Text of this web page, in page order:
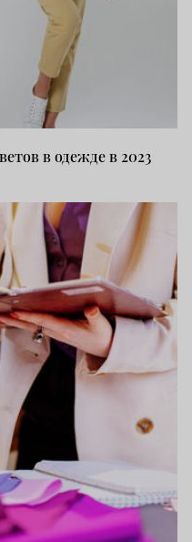
в одежде в 2023